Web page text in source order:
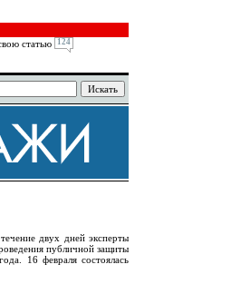
статью
124
двух дней эксперты
публичной защиты
16 февраля состоялась